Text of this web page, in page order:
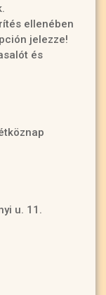
ellenében
jelezze!
és
u. 11.